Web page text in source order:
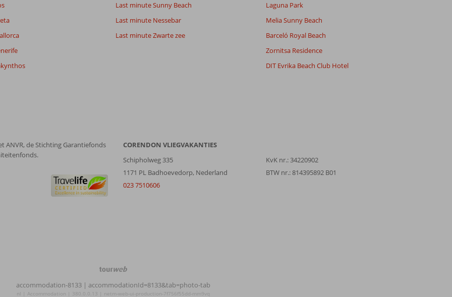
Last minute Sunny Beach
Last minute Nessebar
Last minute Zwarte zee
Laguna Park
Melia Sunny Beach
Barceló Royal Beach
Zornitsa Residence
DIT Evrika Beach Club Hotel
ANVR, de Stichting Garantiefonds
CORENDON VLIEGVAKANTIES
Schipholweg 335
1171 PL Badhoevedorp, Nederland
023 7510606
KvK nr.: 34220902
BTW nr.: 814395892 B01
TourWeb
NetMatch
accommodation-8133 | accommodationId=8133&tab=photo-tab
nl | Accommodation | 380.0.0.13 | netm-web-ui-production-7f756f55dd-mm9vq